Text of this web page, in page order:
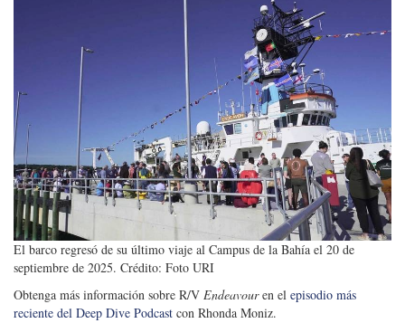
El barco regresó de su último viaje al Campus de la Bahía el 20 de
septiembre de 2025. Crédito: Foto URI
Obtenga más información sobre R/V Endeavouren el episodio más
reciente del Deep Dive Podcast con Rhonda Moniz.